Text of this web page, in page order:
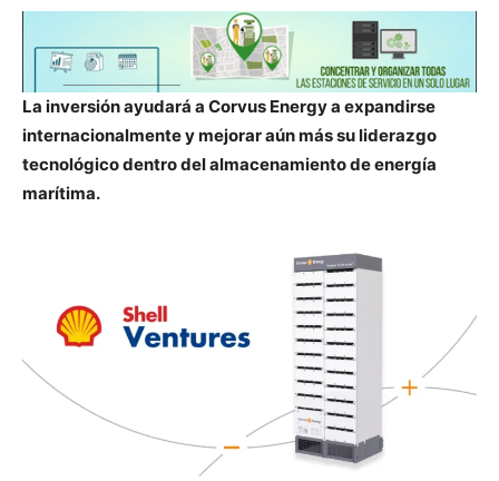
La inversión ayudará a Corvus Energy a expandirse
internacionalmente y mejorar aún más su liderazgo
tecnológico dentro del almacenamiento de energía
marítima.